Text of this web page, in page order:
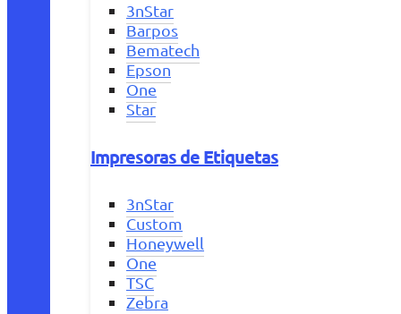
3nStar
Barpos
Bematech
Epson
One
Star
Impresoras de Etiquetas
3nStar
Custom
Honeywell
One
TSC
Zebra